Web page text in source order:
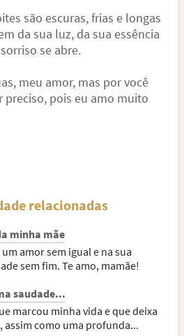
são escuras, frias e longas
da sua luz, da sua essência
se abre.
meu amor, mas por você
preciso, pois eu amo muito
relacionadas
minha mãe
amor sem igual e na sua
sem fim. Te amo, mamãe!
saudade...
marcou minha vida e que deixa
como uma profunda...